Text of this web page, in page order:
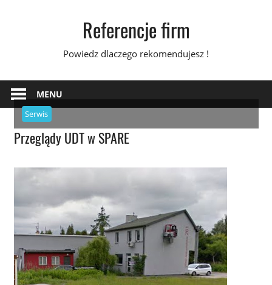
Referencje firm
Powiedz dlaczego rekomendujesz !
MENU
Serwis
Przeglądy UDT w SPARE